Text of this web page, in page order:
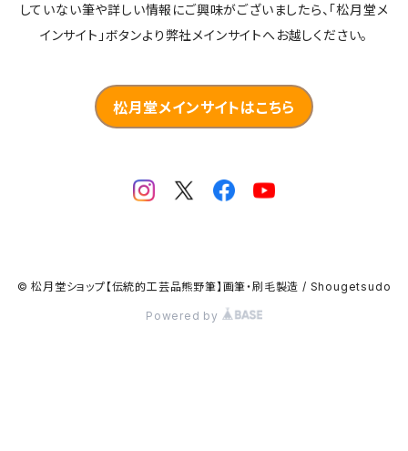
していない筆や詳しい情報にご興味がございましたら、「松月堂メ
インサイト」ボタンより弊社メインサイトへお越しください。
松月堂メインサイトはこちら
© 松月堂ショップ【伝統的工芸品熊野筆】画筆・刷毛製造 / Shougetsudo
Powered by